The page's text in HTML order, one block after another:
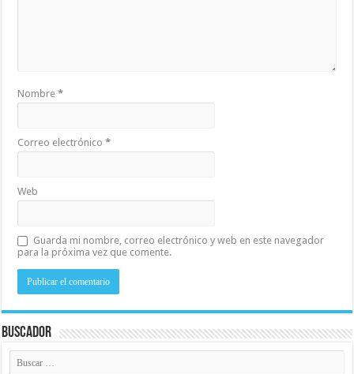
Nombre*
Correo electrónico*
Web
Guarda mi nombre, correo electrónico y web en este navegador
para la próxima vez que comente.
Buscador